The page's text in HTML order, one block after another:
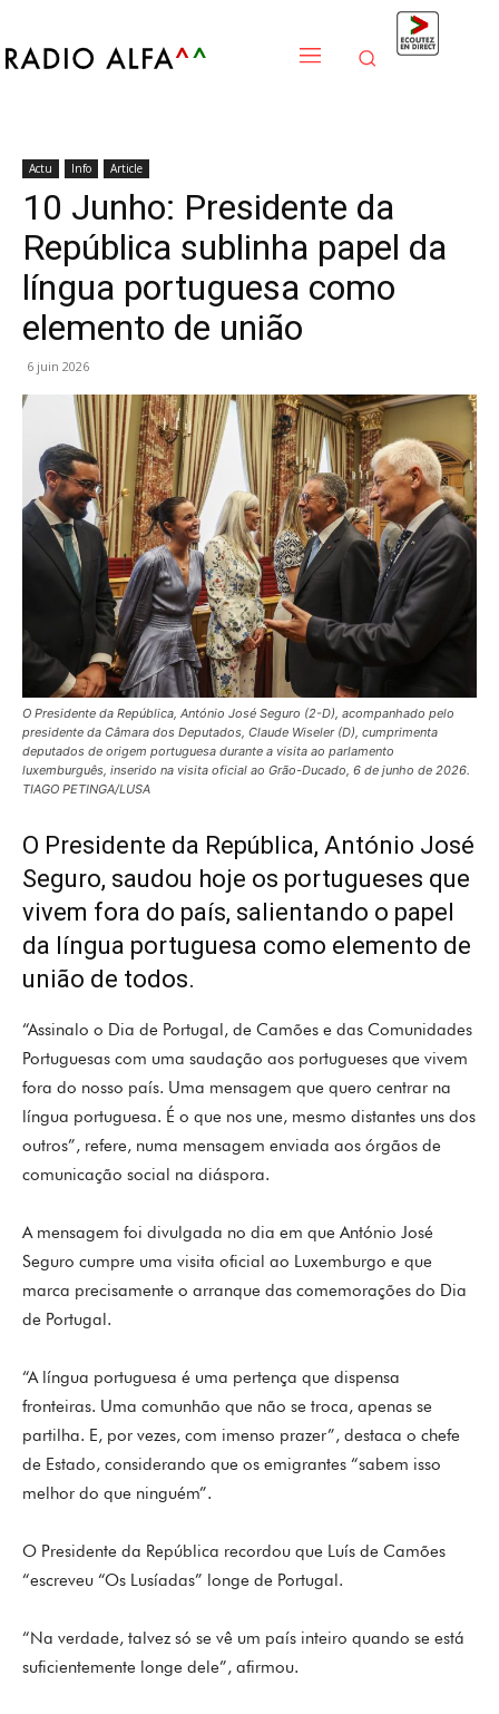
Actu Info Article
10 Junho: Presidente da
República sublinha papel da
língua portuguesa como
elemento de união
6 juin 2026
O Presidente da República, António José Seguro (2-D), acompanhado pelo
presidente da Câmara dos Deputados, Claude Wiseler (D), cumprimenta
deputados de origem portuguesa durante a visita ao parlamento
luxemburguês, inserido na visita oficial ao Grão-Ducado, 6 de junho de 2026.
TIAGO PETINGA/LUSA
O Presidente da República, António José
Seguro, saudou hoje os portugueses que
vivem fora do país, salientando o papel
da língua portuguesa como elemento de
união de todos.
“Assinalo o Dia de Portugal, de Camões e das Comunidades
Portuguesas com uma saudação aos portugueses que vivem
fora do nosso país. Uma mensagem que quero centrar na
língua portuguesa. É o que nos une, mesmo distantes uns dos
outros”, refere, numa mensagem enviada aos órgãos de
comunicação social na diáspora.
A mensagem foi divulgada no dia em que António José
Seguro cumpre uma visita oficial ao Luxemburgo e que
marca precisamente o arranque das comemorações do Dia
de Portugal.
“A língua portuguesa é uma pertença que dispensa
fronteiras. Uma comunhão que não se troca, apenas se
partilha. E, por vezes, com imenso prazer”, destaca o chefe
de Estado, considerando que os emigrantes “sabem isso
melhor do que ninguém”.
O Presidente da República recordou que Luís de Camões
“escreveu “Os Lusíadas” longe de Portugal.
“Na verdade, talvez só se vê um país inteiro quando se está
suficientemente longe dele”, afirmou.